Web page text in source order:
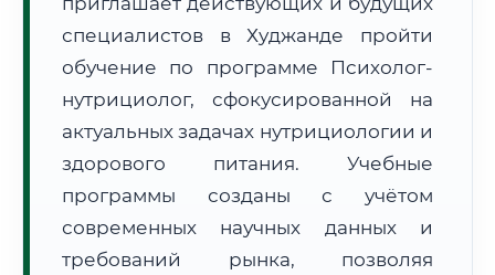
Почтовые индексы:
735700–735715
Часовой пояс:
UTC+5
Формат учебы:
Дистанционно
🗺️ Зона обслуживания: г. Худжанд
специалистов в Худжанде пройти
обучение по программе Психолог-
нутрициолог, сфокусированной на
актуальных задачах нутрициологии и
здорового питания. Учебные
программы созданы с учётом
современных научных данных и
требований рынка, позволяя